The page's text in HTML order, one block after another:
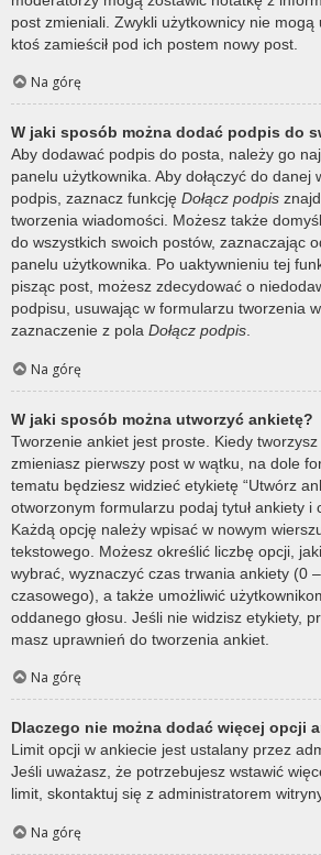
post zmieniali. Zwykli użytkownicy nie mogą
ktoś zamieścił pod ich postem nowy post.
Na górę
W jaki sposób można dodać podpis do
Aby dodawać podpis do posta, należy go
panelu użytkownika. Aby dołączyć do danej
podpis, zaznacz funkcję Dołącz podpis
tworzenia wiadomości. Możesz także
do wszystkich swoich postów, zaznaczając
panelu użytkownika. Po uaktywnieniu tej
pisząc post, możesz zdecydować o
podpisu, usuwając w formularzu tworzenia
zaznaczenie z pola Dołącz podpis.
Na górę
W jaki sposób można utworzyć ankietę?
Tworzenie ankiet jest proste. Kiedy
zmieniasz pierwszy post w wątku, na dole
tematu będziesz widzieć etykietę “Utwórz
otworzonym formularzu podaj tytuł ankiety i
Każdą opcję należy wpisać w nowym
tekstowego. Możesz określić liczbę opcji,
wybrać, wyznaczyć czas trwania ankiety (0
czasowego), a także umożliwić
oddanego głosu. Jeśli nie widzisz etykiety,
masz uprawnień do tworzenia ankiet.
Na górę
Dlaczego nie można dodać więcej opcji
Limit opcji w ankiecie jest ustalany przez
Jeśli uważasz, że potrzebujesz wstawić
limit, skontaktuj się z administratorem
Na górę